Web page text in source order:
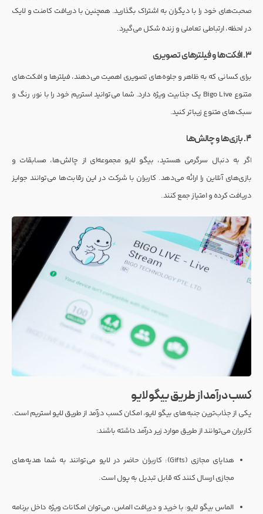
صحبت‌های خود را با دیگران به اشتراک بگذارید. همچنین با دریافت کامنت و لایک
در لحظه، ارتباطی تعاملی و زنده شکل می‌گیرد.
۳. افکت‌ها و فیلترهای تصویری
برای کسانی که به ظاهر و جلوه‌های تصویری اهمیت می‌دهند، فیلترها و افکت‌های
متنوع Bigo Live یک جذابیت ویژه دارد. شما می‌توانید استریم خود را با نور، رنگ و
سبک‌های متنوع زیباتر کنید.
۴. بازی‌ها و چالش‌ها
اگر به دنبال سرگرمی هستید، بیگو لایو مجموعه‌ای از چالش‌ها، مسابقات و
بازی‌های آنلاین را ارائه می‌دهد. کاربران با شرکت در این رقابت‌ها می‌توانند جوایز
دریافت کرده و امتیاز جمع کنند.
کسب درآمد از طریق بیگو لایو
یکی از جذاب‌ترین جنبه‌های بیگو لایو، امکان کسب درآمد از طریق لایو استریم است.
کاربران می‌توانند از طریق موارد زیر درآمد داشته باشند:
هدایای مجازی (Gifts): کاربران حاضر در لایو می‌توانند به شما هدیه‌های
مجازی ارسال کنند که قابل تبدیل به پول است.
الماس بیگو لایو: با خرید و دریافت الماس، می‌توان امکانات ویژه داخل برنامه